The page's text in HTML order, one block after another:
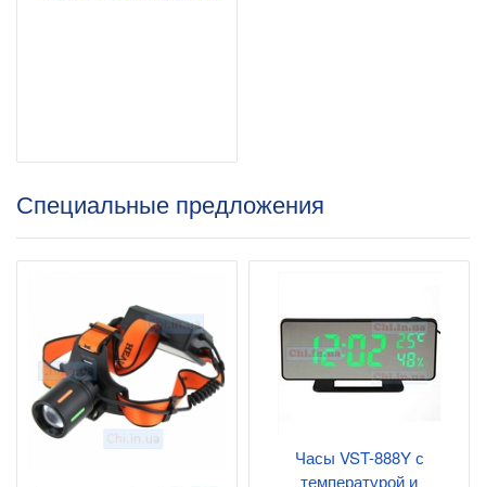
Специальные предложения
Часы VST-888Y с
температурой и